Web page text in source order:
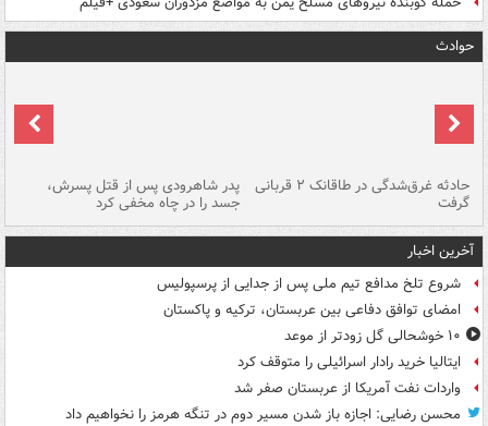
حوادث
حادثه غرق‌شدگی در طاقانک ۲ قربانی
گرفت
پدر شاهرودی پس از قتل پسرش،
جسد را در چاه مخفی کرد
آخرین اخبار
شروع تلخ مدافع تیم ملی پس از جدایی از پرسپولیس
امضای توافق دفاعی بین عربستان، ترکیه و پاکستان
۱۰ خوشحالی گل زودتر از موعد
ایتالیا خرید رادار اسرائیلی را متوقف کرد
واردات نفت آمریکا از عربستان صفر شد
محسن رضایی: اجازه باز شدن مسیر دوم در تنگه هرمز را نخواهیم داد